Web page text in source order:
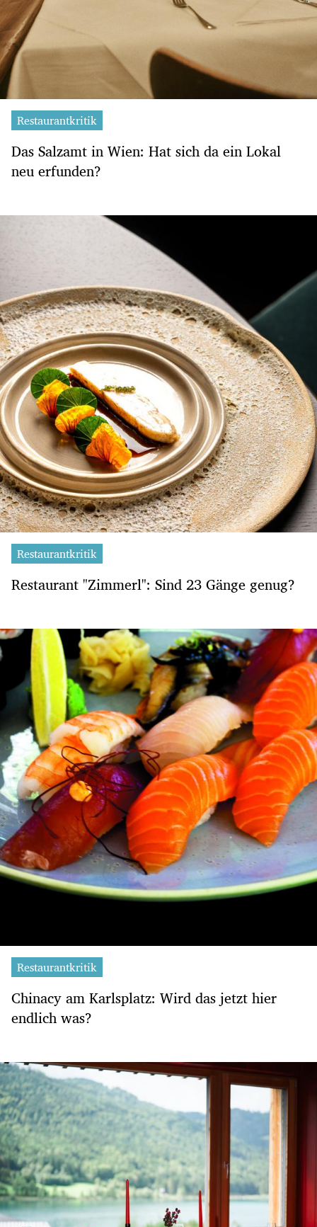
Restaurantkritik
Das Salzamt in Wien: Hat sich da ein Lokal
neu erfunden?
Restaurantkritik
Restaurant "Zimmerl": Sind 23 Gänge genug?
Restaurantkritik
Chinacy am Karlsplatz: Wird das jetzt hier
endlich was?